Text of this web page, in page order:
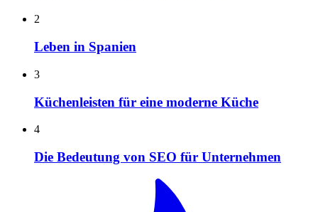
2
Leben in Spanien
3
Küchenleisten für eine moderne Küche
4
Die Bedeutung von SEO für Unternehmen